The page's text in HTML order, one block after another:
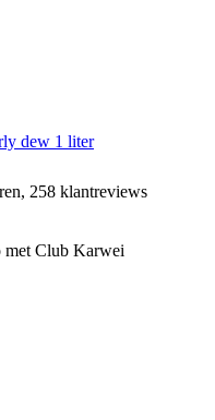
dew 1 liter
258 klantreviews
met Club Karwei